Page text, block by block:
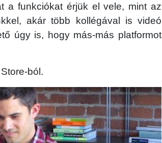
a funkciókat érjük el vele, mint az
akár több kollégával is videó
úgy is, hogy más-más platformot
ból.